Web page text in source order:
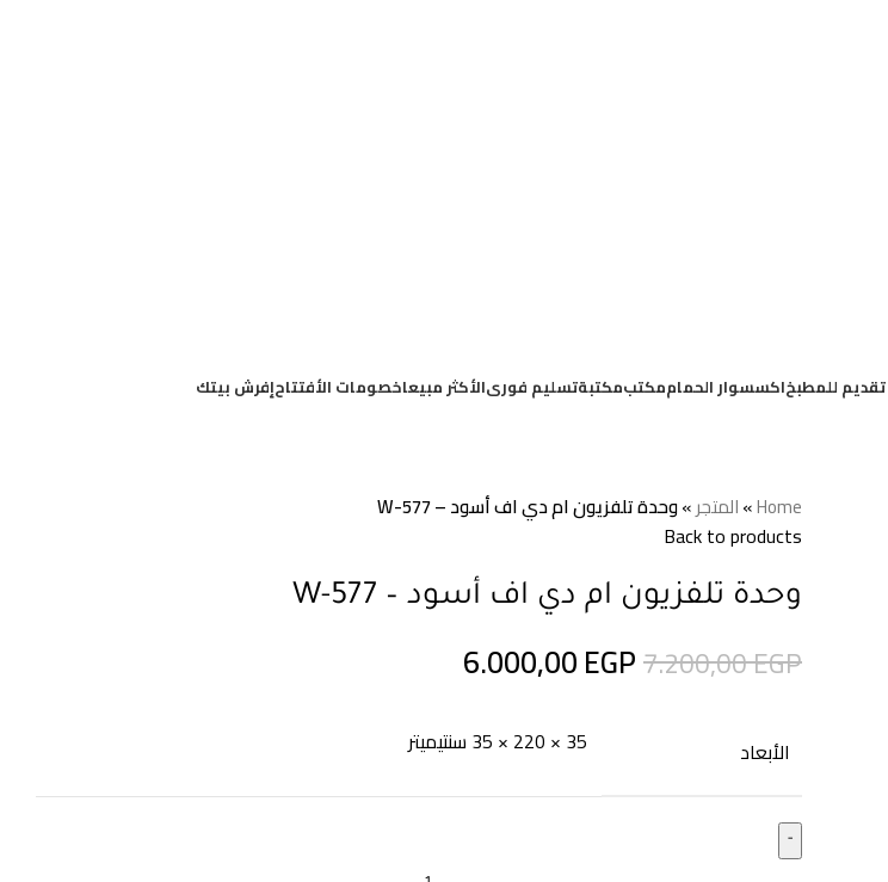
للمطبخاكسسوار الحماممكتبمكتبةتسليم فورىالأكثر مبيعاخصومات الأفتتاحإفرش بيتك
Home
»المتجر»وحدة تلفزيون ام دي اف أسود – W-577
Back to products
وحدة تلفزيون ام دي اف أسود – W-577
7.200,00EGP
6.000,00EGP
الأبعاد 35 × 220 × 35 سنتيميتر